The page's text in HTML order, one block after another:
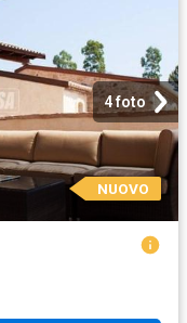
4 foto
NUOVO